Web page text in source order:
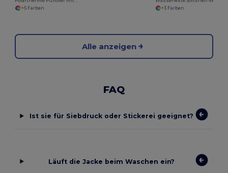
+5 Farben
+3 Farben
Alle anzeigen
FAQ
Ist sie für Siebdruck oder Stickerei geeignet?
Läuft die Jacke beim Waschen ein?